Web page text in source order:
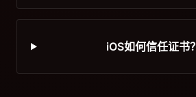
iOS如何信任证书？